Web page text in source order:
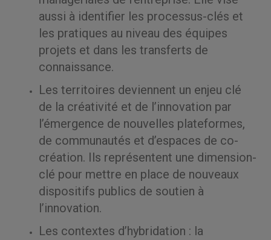
aussi à identifier les processus-clés et
les pratiques au niveau des équipes
projets et dans les transferts de
connaissance.
Les territoires deviennent un enjeu clé
de la créativité et de l’innovation par
l’émergence de nouvelles plateformes,
de communautés et d’espaces de co-
création. Ils représentent une dimension-
clé pour mettre en place de nouveaux
dispositifs publics de soutien à
l’innovation.
Les contextes d’hybridation : la